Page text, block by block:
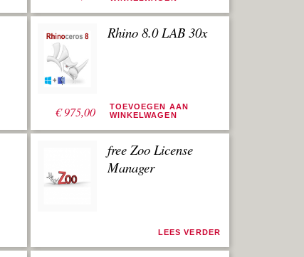
€975,00
Rhino 8.0 LAB 30x
TOEVOEGEN AAN
WINKELWAGEN
free Zoo License
Manager
LEES VERDER